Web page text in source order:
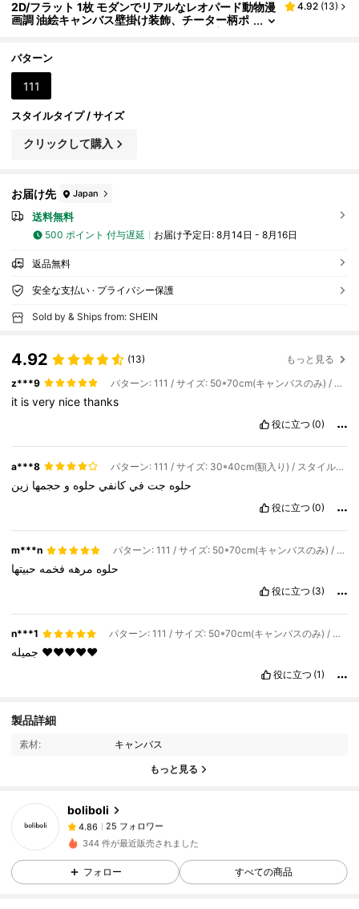
2D/フラット 1枚 モダンでリアルなレオパード動物漫
画調 油絵キャンバス壁掛け装飾、チーター柄ポ
4.92 (13)
パターン
111
スタイルタイプ / サイズ
クリックして購入
お届け先 Japan
送料無料
500 ポイント 付与遅延 お届け予定日: 8月14日 - 8月16日
返品無料
安全な支払い · プライバシー保護
Sold by & Ships from: SHEIN
4.92 (13) もっと見る
z***9 パターン: 111 / サイズ: 50*70cm(キャンバスのみ) / スタイルタイプ: A
it isvery nicethanks
役に立つ (0)
a***8 パターン: 111 / サイズ: 30*40cm(額入り) / スタイルタイプ: A
حلوه جت في كانفي حلوه و حجمها زين
役に立つ (0)
m***n パターン: 111 / サイズ: 50*70cm(キャンバスのみ) / スタイルタイプ: A
حلوه مرهه فخمه حبيتها
役に立つ (3)
n***1 パターン: 111 / サイズ: 50*70cm(キャンバスのみ) / スタイルタイプ: A
♥️♥️♥️♥️♥️
役に立つ (1)
製品詳細
素材: キャンバス
もっと見る
boliboli
25 フォロワー
4.86
25 フォロワー
a***a が1日前 にフォローしました
4.86
25 フォロワー
4.86 25 フォロワー
344 件が最近販売されました
フォロー すべての商品